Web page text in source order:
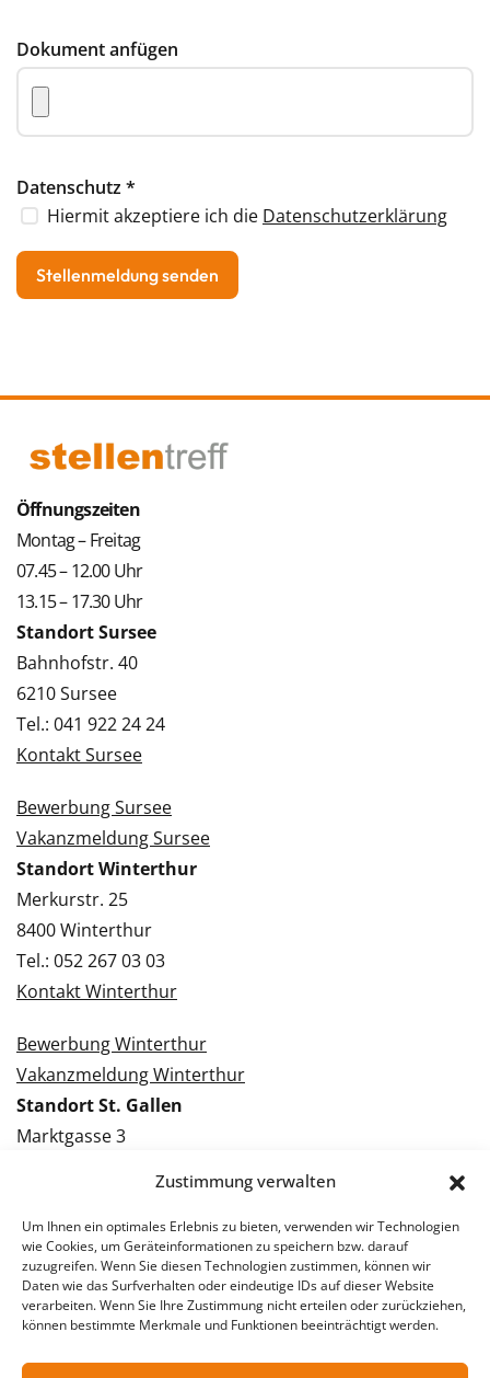
Zustimmung verwalten
Um Ihnen ein optimales Erlebnis zu bieten, verwenden wir Technologien
wie Cookies, um Geräteinformationen zu speichern bzw. darauf
zuzugreifen. Wenn Sie diesen Technologien zustimmen, können wir
Daten wie das Surfverhalten oder eindeutige IDs auf dieser Website
verarbeiten. Wenn Sie Ihre Zustimmung nicht erteilen oder zurückziehen,
können bestimmte Merkmale und Funktionen beeinträchtigt werden.
Dokument anfügen
Datenschutz*
Hiermit akzeptiere ich die Datenschutzerklärung
Öffnungszeiten
Montag – Freitag
07.45 – 12.00 Uhr
13.15 – 17.30 Uhr
Standort Sursee
Bahnhofstr. 40
6210 Sursee
Tel.: 041 922 24 24
Kontakt Sursee
Bewerbung Sursee
Vakanzmeldung Sursee
Standort Winterthur
Merkurstr. 25
8400 Winterthur
Tel.: 052 267 03 03
Kontakt Winterthur
Bewerbung Winterthur
Vakanzmeldung Winterthur
Standort St. Gallen
Marktgasse 3
Kontakt St. Gallen
Bewerbung St. Gallen
Vakanzmeldung St. Gallen